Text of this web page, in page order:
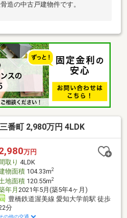
造の中古戸建物件です。
番町 2,980万円 4LDK
万円
取り 4LDK
物面積104.33m2
地面積120.55m2
年月 2021年5月(築5年4ヶ月)
豊橋鉄道渥美線 愛知大学前駅 徒歩
分
の他の交通